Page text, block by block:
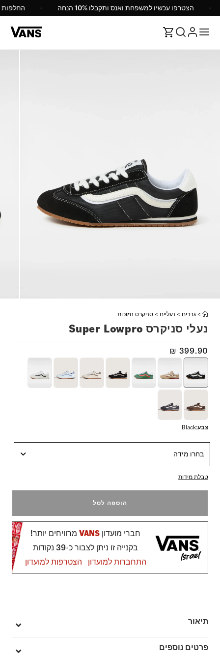
הצטרפו עכשיו למשפחת ואנס ותקבלו 10% הנחה
> גברים > נעליים > סניקרס נמוכות
נעלי סניקרס Super Lowpro
₪ 399.90
צבע:
Black
בחרו מידה
טבלת מידות
הוספה לסל
חברי מועדון VANSמרוויחים יותר!
בקנייה זו ניתן לצבור כ-39 נקודות
התחברות למועדון
הצטרפות למועדון
תיאור
פרטים נוספים